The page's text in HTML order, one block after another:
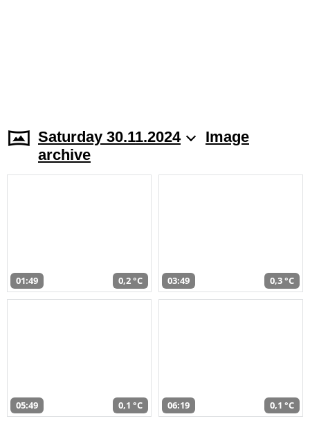
Saturday 30.11.2024
Image
archive
01:49 0,2 °C 03:49 0,3 °C
05:49 0,1 °C 06:19 0,1 °C